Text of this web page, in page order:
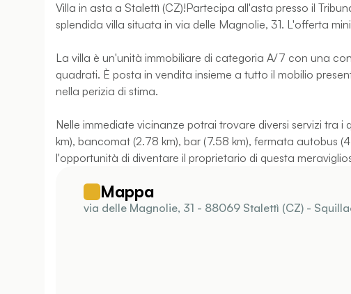
Villa in asta a Stalettì (CZ)!Partecipa all'asta presso il
splendida villa situata in via delle Magnolie, 31. L'offerta
La villa è un'unità immobiliare di categoria A/7 con una
quadrati. È posta in vendita insieme a tutto il mobilio
nella perizia di stima.
Nelle immediate vicinanze potrai trovare diversi servizi tra
km), bancomat (2.78 km), bar (7.58 km), fermata autobus
l'opportunità di diventare il proprietario di questa
Mappa
via delle Magnolie, 31 - 88069 Stalettì (CZ) -